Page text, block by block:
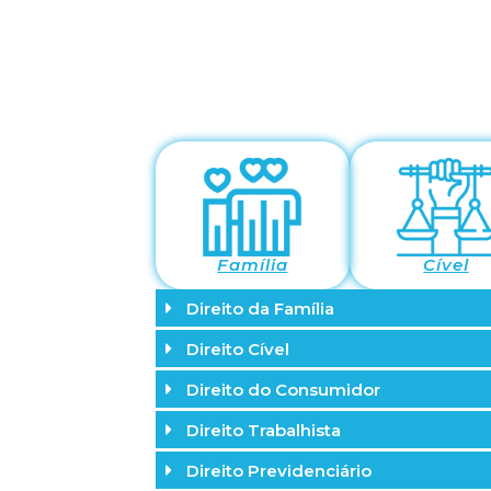
Família Cível
Direito da Família
Direito Cível
Direito do Consumidor
Direito Trabalhista
Direito Previdenciário